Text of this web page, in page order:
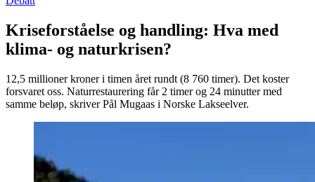
Kriseforståelse og handling: Hva med
klima- og naturkrisen?
12,5 millioner kroner i timen året rundt (8 760 timer). Det koster
forsvaret oss. Naturrestaurering får 2 timer og 24 minutter med
samme beløp, skriver Pål Mugaas i Norske Lakseelver.